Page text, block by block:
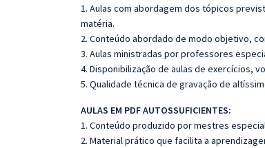
1. Aulas com abordagem dos tópicos
matéria.
2. Conteúdo abordado de modo objetivo,
3. Aulas ministradas por professores
4. Disponibilização de aulas de exercícios,
5. Qualidade técnica de gravação de
AULAS EM PDF AUTOSSUFICIENTES:
1. Conteúdo produzido por mestres
2. Material prático que facilita a